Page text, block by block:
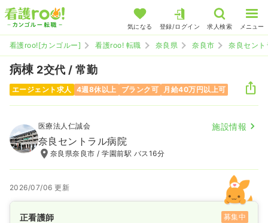
気になる 登録/ログイン 求人検索 メニュー
看護roo![カンゴルー] 看護roo! 転職 奈良県 奈良市 奈良セン
病棟 2交代 / 常勤
エージェント求人 4週8休以上 ブランク可 月給40万円以上可
医療法人仁誠会 施設情報
奈良セントラル病院
奈良県奈良市 / 学園前駅 バス16分
2026/07/06 更新
正看護師 募集中